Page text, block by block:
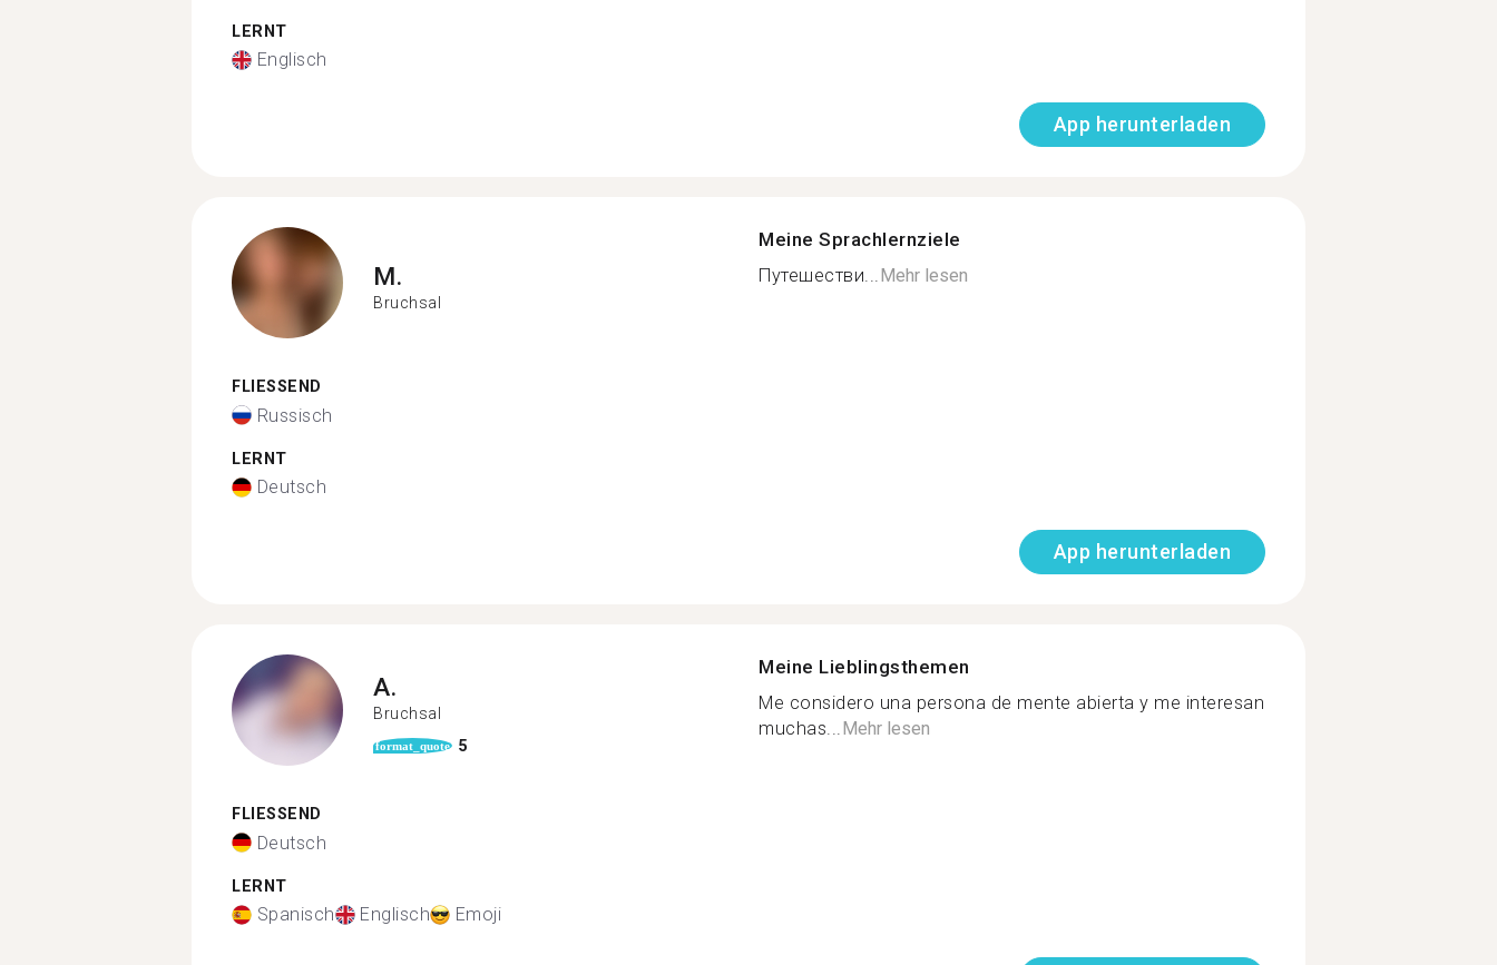
LERNT
Englisch
App herunterladen
M.
Bruchsal
FLIESSEND
Russisch
LERNT
Deutsch
Meine Sprachlernziele
Путешестви...Mehr lesen
App herunterladen
A.
Bruchsal
format_quote 5
FLIESSEND
Deutsch
LERNT
Spanisch Englisch Emoji
Meine Lieblingsthemen
Me considero una persona de mente abierta y me interesan
muchas...Mehr lesen